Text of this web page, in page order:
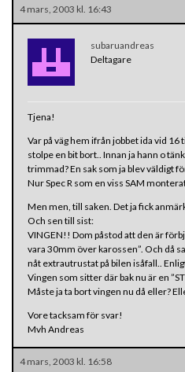
4 mars, 2003 kl. 16:43
subaruandreas
Deltagare
Tjena!
Var på väg hem ifrån jobbet ida vid
stolpe en bit bort.. Innan ja hann o
trimmad? En sak som ja blev väldigt
Nur Spec R som en viss SAM
Men men, till saken. Det ja fick
Och sen till sist:
VINGEN!! Dom påstod att den är
vara 30mm över karossen”. Och då
nåt extrautrustat på bilen isåfall..
Vingen som sitter där bak nu är en
Måste ja ta bort vingen nu då eller?
Vore tacksam för svar!
Mvh Andreas
4 mars, 2003 kl. 16:58